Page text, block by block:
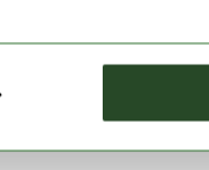
vorba de un